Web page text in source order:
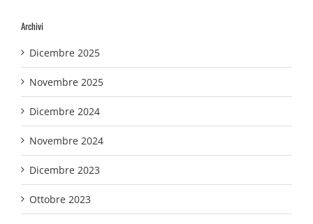
Archivi
Dicembre 2025
Novembre 2025
Dicembre 2024
Novembre 2024
Dicembre 2023
Ottobre 2023